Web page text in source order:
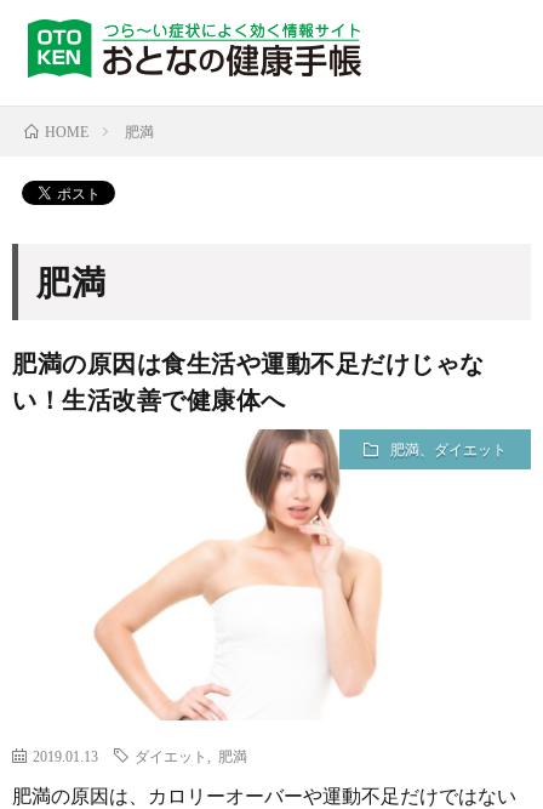
HOME 肥満
肥満
肥満の原因は食生活や運動不足だけじゃな
い！生活改善で健康体へ
肥満、ダイエット
2019.01.13 ダイエット 肥満
肥満の原因は、カロリーオーバーや運動不足だけではない